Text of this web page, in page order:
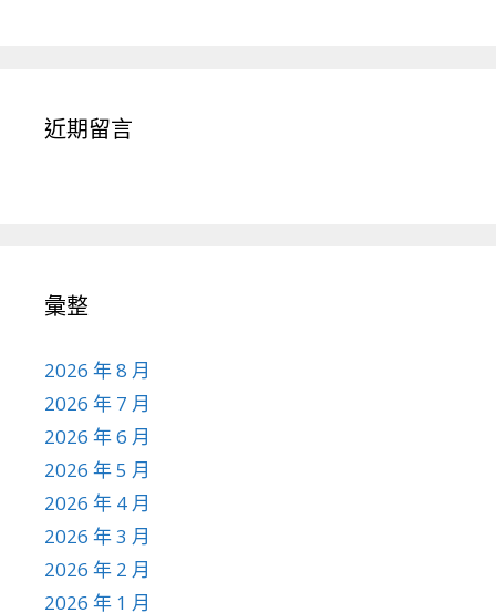
近期留言
彙整
2026 年 8 月
2026 年 7 月
2026 年 6 月
2026 年 5 月
2026 年 4 月
2026 年 3 月
2026 年 2 月
2026 年 1 月